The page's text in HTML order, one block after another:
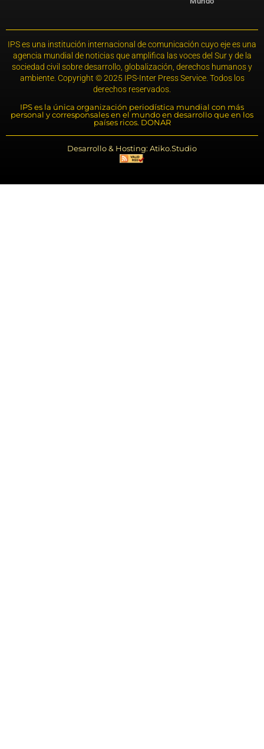
IPS es una institución internacional de comunicación cuyo eje es una
agencia mundial de noticias que amplifica las voces del Sur y de la
sociedad civil sobre desarrollo, globalización, derechos humanos y
ambiente. Copyright © 2025 IPS-Inter Press Service. Todos los
derechos reservados.
IPS es la única organización periodística mundial con más
personal y corresponsales en el mundo en desarrollo que en los
países ricos. DONAR
Desarrollo & Hosting: Atiko.Studio